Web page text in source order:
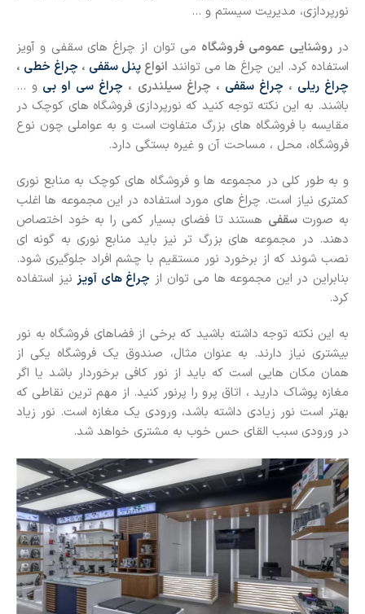
نورپردازی، مدیریت سیستم و …
درروشنایی عمومی فروشگاه می توان از چراغ های سقفی و آویز
استفاده کرد. این چراغ ها می توانند انواع پنل سقفی ، چراغ خطی ،
چراغ ریلی ، چراغ سقفی ، چراغ سیلندری ، چراغ سی او بی و …
باشند. به این نکته توجه کنید که نورپردازی فروشگاه های کوچک در
مقایسه با فروشگاه های بزرگ متفاوت است و به عواملی چون نوع
فروشگاه، محل ، مساحت آن و غیره بستگی دارد.
و به طور کلی در مجموعه ها و فروشگاه های کوچک به منابع نوری
کمتری نیاز است. چراغ های مورد استفاده در این مجموعه ها اغلب
به صورتسقفی هستند تا فضای بسیار کمی را به خود اختصاص
دهند. در مجموعه های بزرگ تر نیز باید منابع نوری به گونه ای
نصب شوند که از برخورد نور مستقیم با چشم افراد جلوگیری شود.
بنابراین در این مجموعه ها می توان از چراغ های آویزنیز استفاده
کرد.
به این نکته توجه داشته باشید که برخی از فضاهای فروشگاه به نور
بیشتری نیاز دارند. به عنوان مثال، صندوق یک فروشگاه یکی از
همان مکان هایی است که باید از نور کافی برخوردار باشد یا اگر
مغازه پوشاک دارید ، اتاق پرو را پرنور کنید. از مهم ترین نقاطی که
بهتر است نور زیادی داشته باشد، ورودی یک مغازه است. نور زیاد
در ورودی سبب القای حس خوب به مشتری خواهد شد.